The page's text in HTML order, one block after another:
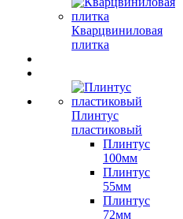
Кварцвиниловая
плитка
Плинтус
пластиковый
Плинтус
100мм
Плинтус
55мм
Плинтус
72мм